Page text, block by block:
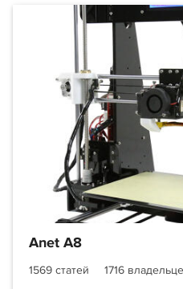
Anet A8
1569 статей
1716